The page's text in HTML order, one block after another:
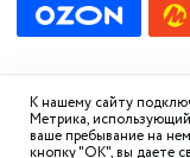
К нашему сайту
Метрика,
ваше пребывание на
кнопку "ОК", вы даете